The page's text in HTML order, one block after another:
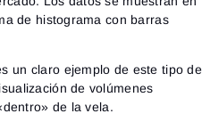
de histograma con barras
un claro ejemplo de este tipo de
de volúmenes
de la vela.